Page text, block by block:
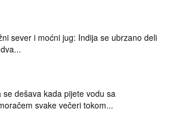
sever i moćni jug: Indija se ubrzano deli
se dešava kada pijete vodu sa
svake večeri tokom...